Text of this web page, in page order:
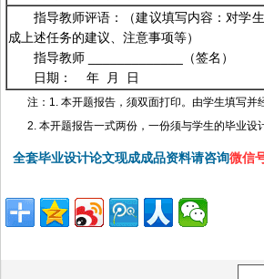
指导教师评语：（建议填写内容：对学
成上述任务的建议、注意事项等）
指导教师 _____________（签名）
日期： 年 月 日
注：1. 本开题报告，须双面打印。由学生填写并
2. 本开题报告一式两份，一份须与学生的毕业
全套毕业设计论文现成成品资料请咨询微信